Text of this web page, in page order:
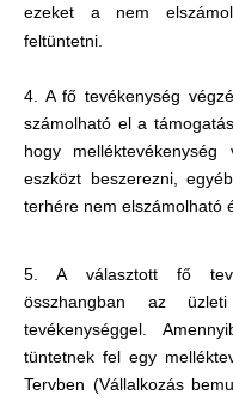
ezeket a nem
feltüntetni.
4. A fő tevékenység
számolható el a
hogy melléktevékenység
eszközt beszerezni,
terhére nem elszámolható
5. A választott fő
összhangban az
tevékenységgel.
tüntetnek fel egy
Tervben (Vállalkozás